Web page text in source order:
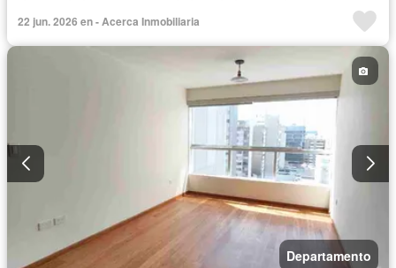
Acceso para personas con discapacidad
Parcialmente amoblado
22 jun. 2026 en - Acerca Inmobiliaria
Departamento